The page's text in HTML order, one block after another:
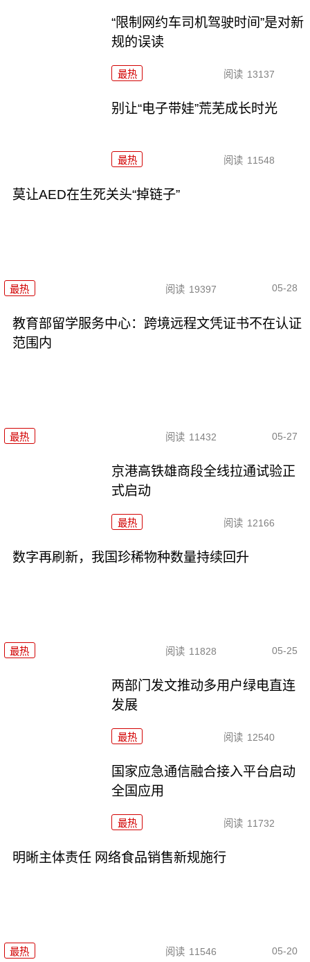
“限制网约车司机驾驶时间”是对新
规的误读
最热 阅读 13137
别让“电子带娃”荒芜成长时光
最热 阅读 11548
莫让AED在生死关头“掉链子”
最热 阅读 19397 05-28
教育部留学服务中心：跨境远程文凭证书不在认证
范围内
最热 阅读 11432 05-27
京港高铁雄商段全线拉通试验正
式启动
最热 阅读 12166
数字再刷新，我国珍稀物种数量持续回升
最热 阅读 11828 05-25
两部门发文推动多用户绿电直连
发展
最热 阅读 12540
国家应急通信融合接入平台启动
全国应用
最热 阅读 11732
明晰主体责任 网络食品销售新规施行
最热 阅读 11546 05-20